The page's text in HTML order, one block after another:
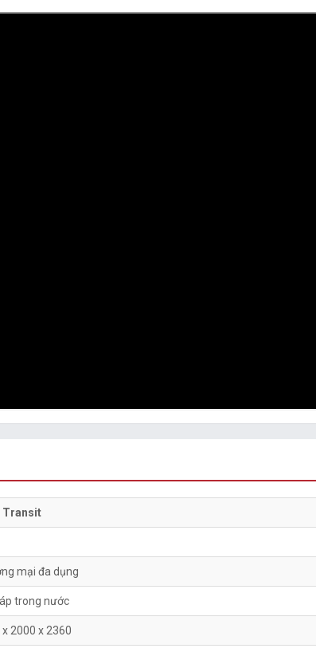
Transit
mại đa dụng
trong nước
x 2000 x 2360